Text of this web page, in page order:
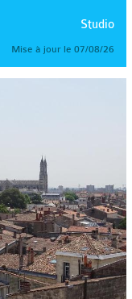
Studio
Mise à jour le 07/08/26